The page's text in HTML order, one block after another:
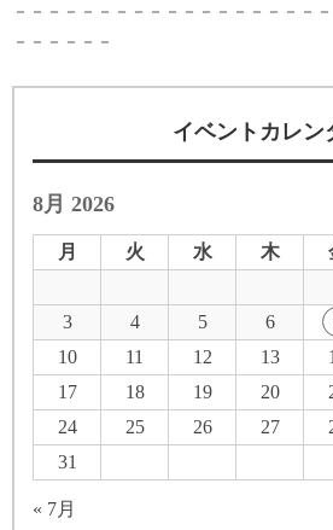
－－－－－－－－－－－－－－－－－－
－－－－－－
イベントカレン
8月 2026
月 火 水 木
3
4 5 6
10
11 12 13
17
18 19 20
24
25 26 27
31
« 7月